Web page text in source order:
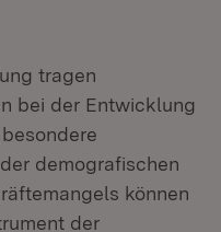
tragen
bei der Entwicklung
demografischen
können
der